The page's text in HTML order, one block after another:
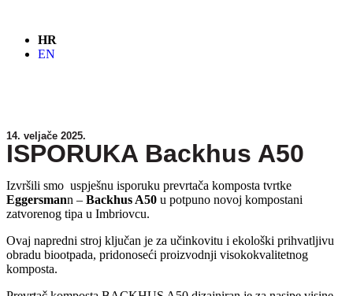
HR
EN
14. veljače 2025.
ISPORUKA Backhus A50
Izvršili smo uspješnu isporuku prevrtača komposta tvrtke
Eggersmann – Backhus A50 u potpuno novoj kompostani
zatvorenog tipa u Imbriovcu.
Ovaj napredni stroj ključan je za učinkovitu i ekološki prihvatljivu
obradu biootpada, pridonoseći proizvodnji visokokvalitetnog
komposta.